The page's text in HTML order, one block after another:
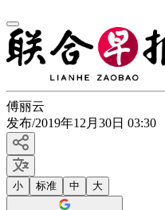
傅丽云
发布/2019年12月30日 03:30
小 标准 中 大